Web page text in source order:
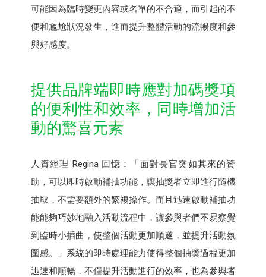
可能因為臨時變更內容或名單的不合適，而引起的不
便和尷尬狀況發生，進而提升整體活動的流暢度和參
與好感度。
提供品牌端即時應對加碼獎項
的便利性和效率，同時增加活
動的驚喜元素
人資經理 Regina 回憶：「面對長官突如其來的贊
助，可以即時啟動補抽功能，讓抽獎者立即進行隨機
抽取，不需要額外的繁複操作。而且迅速啟動補抽功
能能夠巧妙地融入活動流程中，讓參與者們不易察覺
到臨時小插曲，使整個活動更加順遂，並提升活動氛
圍感。」系統的即時處理能力使得整個抽獎過程更加
迅速和順暢，不僅提升活動進行的效率，也為參與者